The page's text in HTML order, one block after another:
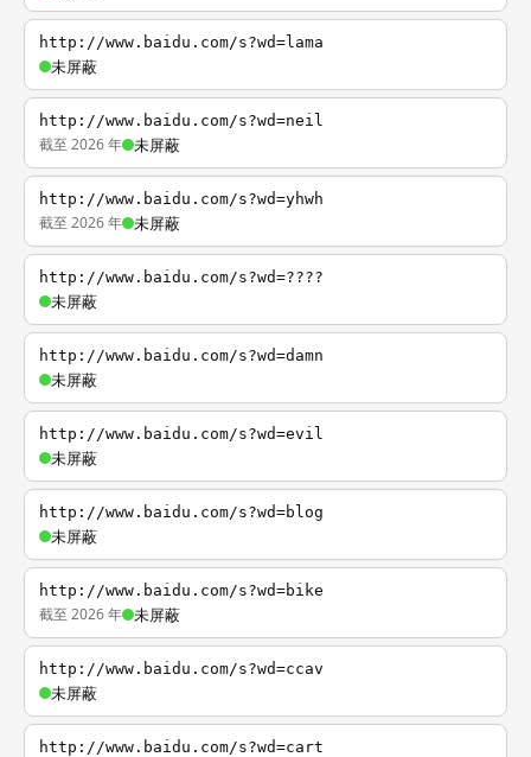
http://www.baidu.com/s?wd=lama
未屏蔽
http://www.baidu.com/s?wd=neil
截至 2026 年 未屏蔽
http://www.baidu.com/s?wd=yhwh
截至 2026 年 未屏蔽
http://www.baidu.com/s?wd=????
未屏蔽
http://www.baidu.com/s?wd=damn
未屏蔽
http://www.baidu.com/s?wd=evil
未屏蔽
http://www.baidu.com/s?wd=blog
未屏蔽
http://www.baidu.com/s?wd=bike
截至 2026 年 未屏蔽
http://www.baidu.com/s?wd=ccav
未屏蔽
http://www.baidu.com/s?wd=cart